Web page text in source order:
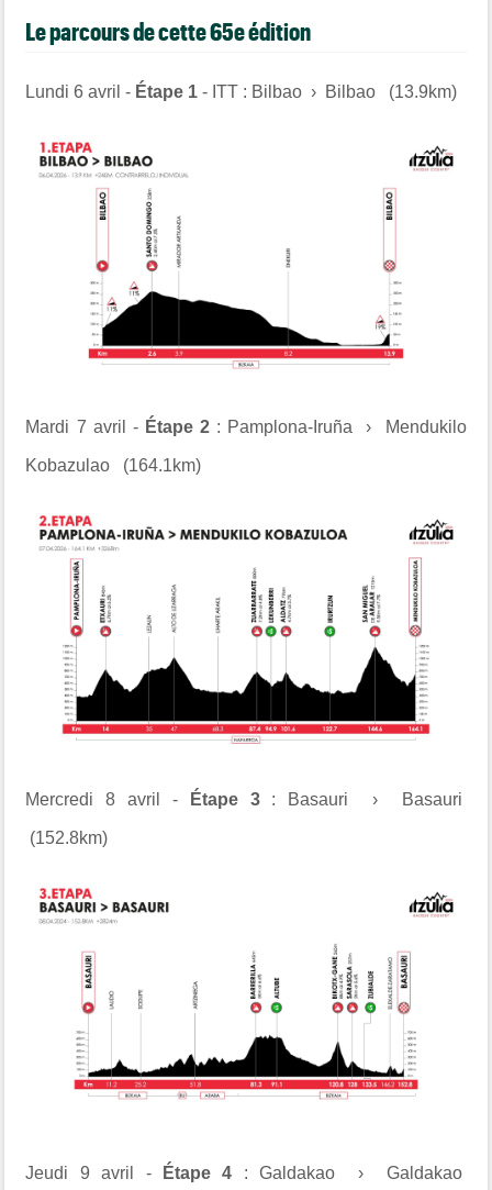
Le parcours de cette 65e édition
Lundi 6 avril - Étape 1 - ITT : Bilbao › Bilbao (13.9km)
Mardi 7 avril -Étape 2: Pamplona-Iruña › Mendukilo
Kobazulao (164.1km)
Mercredi 8 avril -Étape 3: Basauri › Basauri
(152.8km)
Jeudi 9 avril -Étape 4 : Galdakao › Galdakao